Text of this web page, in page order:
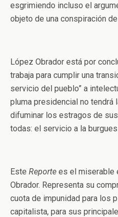
esgrimiendo incluso el
objeto de una conspiración
López Obrador está por
trabaja para cumplir una
servicio del pueblo” a
pluma presidencial no tendrá
difuminar los estragos de
todas: el servicio a la
Este Reporte es el miserable
Obrador. Representa su
cuota de impunidad para los
capitalista, para sus